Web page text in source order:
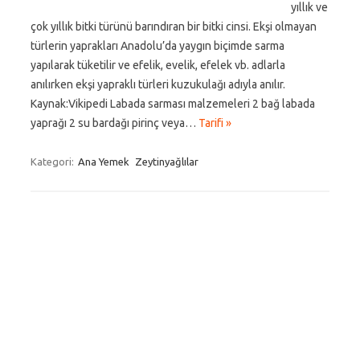
yıllık ve
çok yıllık bitki türünü barındıran bir bitki cinsi. Ekşi olmayan
türlerin yaprakları Anadolu’da yaygın biçimde sarma
yapılarak tüketilir ve efelik, evelik, efelek vb. adlarla
anılırken ekşi yapraklı türleri kuzukulağı adıyla anılır.
Kaynak:Vikipedi Labada sarması malzemeleri 2 bağ labada
yaprağı 2 su bardağı pirinç veya… Tarifi »
Kategori: Ana Yemek Zeytinyağlılar